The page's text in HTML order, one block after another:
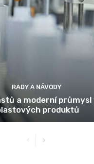
RADY A NÁVODY
a moderní
produktů